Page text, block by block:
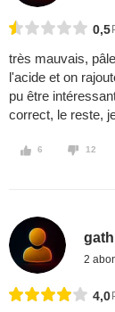
0,5
très mauvais,
l'acide et on
pu être
correct, le reste,
6 12
2
4,0